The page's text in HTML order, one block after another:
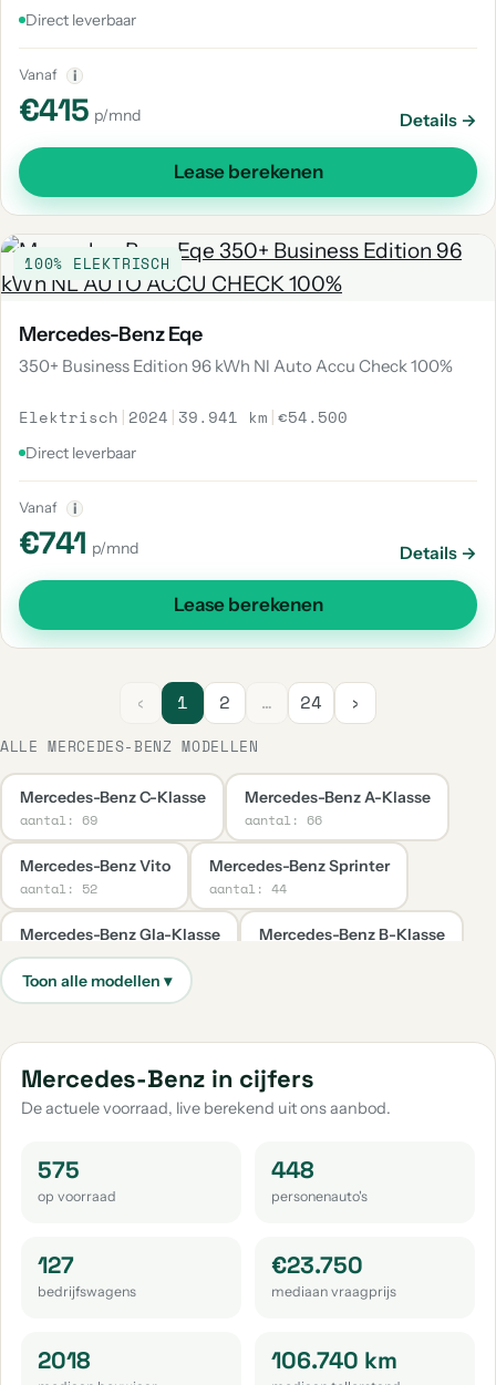
Direct leverbaar
Vanaf i
€415 p/mnd Details →
Lease berekenen
100% ELEKTRISCH
Mercedes-Benz Eqe
350+ Business Edition 96 kWh Nl Auto Accu Check 100%
Elektrisch | 2024 | 39.941 km |€54.500
Direct leverbaar
Vanaf i
€741 p/mnd Details →
Lease berekenen
‹ 1 2 … 24 ›
ALLE MERCEDES-BENZ MODELLEN
Mercedes-Benz C-Klasse
aantal: 69
Mercedes-Benz A-Klasse
aantal: 66
Mercedes-Benz Vito
aantal: 52
Mercedes-Benz Sprinter
aantal: 44
Mercedes-Benz Gla-Klasse
aantal: 39
Mercedes-Benz B-Klasse
Mercedes-Benz Cla-Klasse
Mercedes-Benz Glc-Klasse
aantal: 30
Mercedes-Benz Citan
aantal: 18
aantal: 14 aantal: 13
Mercedes-Benz Gle-Klasse Mercedes-Benz V-Klasse
Mercedes-Benz G-Klasse
aantal: 11
Mercedes-Benz Slk-Klasse
aantal: 9
aantal: 8
Mercedes-Benz in cijfers
De actuele voorraad, live berekend uit ons aanbod.
575
op voorraad
448
personenauto's
127
bedrijfswagens
€23.750
mediaan vraagprijs
2018 106.740 km